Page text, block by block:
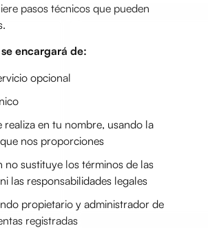
pasos técnicos que pueden
encargará de:
opcional
realiza en tu nombre, usando la
nos proporciones
no sustituye los términos de las
las responsabilidades legales
propietario y administrador de
registradas